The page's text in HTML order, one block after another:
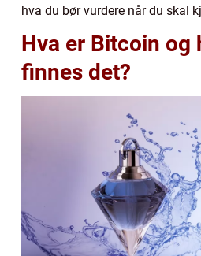
hva du bør vurdere når du skal
Hva er Bitcoin og
finnes det?